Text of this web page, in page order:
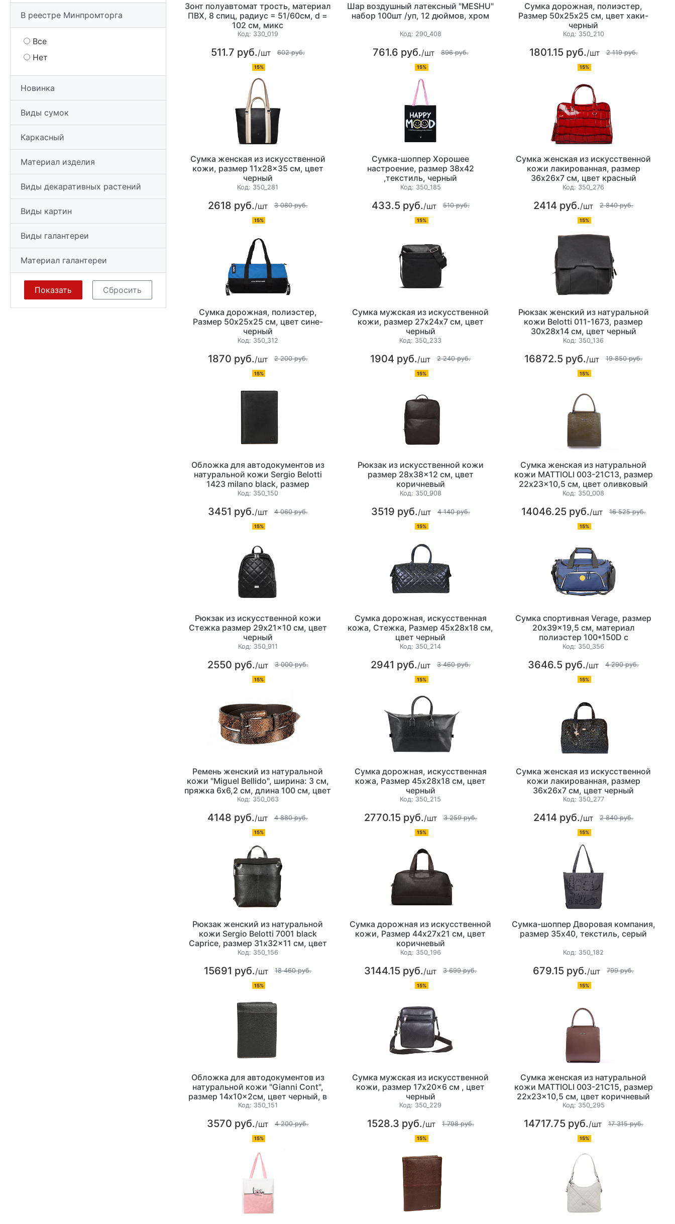
В реестре Минпромторга
Все
Нет
Новинка
Виды сумок
Каркасный
Материал изделия
Виды декаративных растений
Виды картин
Виды галантереи
Материал галантереи
Зонт полуавтомат трость, материал
ПВХ, 8 спиц, радиус = 51/60см, d =
102 см, микс
Код: 330_019
511.7 руб./шт 602 руб.
15%
Шар воздушный латексный "MESHU"
набор 100шт /уп, 12 дюймов, хром
Код: 290_408
761.6 руб./шт 896 руб.
15%
Сумка дорожная, полиэстер,
Размер 50х25х25 см, цвет хаки-
черный
Код: 350_210
1801.15 руб./шт 2 119 руб.
15%
Сумка женская из искусственной
кожи, размер 11x28x35 см, цвет
черный
Код: 350_281
2618 руб./шт 3 080 руб.
15%
Сумка-шоппер Хорошее
настроение, размер 38х42
,текстиль, черный
Код: 350_185
433.5 руб./шт 510 руб.
15%
Сумка женская из искусственной
кожи лакированная, размер
36х26х7 см, цвет красный
Код: 350_276
2414 руб./шт 2 840 руб.
15%
Сумка дорожная, полиэстер,
Размер 50х25х25 см, цвет сине-
черный
Код: 350_312
1870 руб./шт 2 200 руб.
15%
Сумка мужская из искусственной
кожи, размер 27х24х7 см, цвет
черный
Код: 350_233
1904 руб./шт 2 240 руб.
15%
Рюкзак женский из натуральной
кожи Belotti 011-1673, размер
30х28х14 см, цвет черный
Код: 350_136
16872.5 руб./шт 19 850 руб.
15%
Обложка для автодокументов из
натуральной кожи Sergio Belotti
1423 milano black, размер
15x10.5x1.5 см, цвет черный, в
Код: 350_150
3451 руб./шт 4 060 руб.
15%
Рюкзак из искусственной кожи
размер 28x38x12 см, цвет
коричневый
Код: 350_908
3519 руб./шт 4 140 руб.
15%
Сумка женская из натуральной
кожи MATTIOLI 003-21C13, размер
22x23x10,5 см, цвет оливковый
Код: 350_008
14046.25 руб./шт 16 525 руб.
15%
Рюкзак из искусственной кожи
Стежка размер 29x21x10 см, цвет
черный
Код: 350_911
2550 руб./шт 3 000 руб.
15%
Сумка дорожная, искусственная
кожа, Стежка, Размер 45х28х18 см,
цвет черный
Код: 350_214
2941 руб./шт 3 460 руб.
15%
Сумка спортивная Verage, размер
20x39x19,5 см, материал
полиэстер 100*150D с
полиуретановым покрытием
Код: 350_356
3646.5 руб./шт 4 290 руб.
15%
Ремень женский из натуральной
кожи "Miguel Bellido", ширина: 3 см,
пряжка 6х6,2 см, длина 100 см, цвет
коричневый.
Код: 350_063
4148 руб./шт 4 880 руб.
15%
Сумка дорожная, искусственная
кожа, Размер 45х28х18 см, цвет
черный
Код: 350_215
2770.15 руб./шт 3 259 руб.
15%
Сумка женская из искусственной
кожи лакированная, размер
36х26х7 см, цвет черный
Код: 350_277
2414 руб./шт 2 840 руб.
15%
Рюкзак женский из натуральной
кожи Sergio Belotti 7001 black
Caprice, размер 31x32x11 см, цвет
черный
Код: 350_156
15691 руб./шт 18 460 руб.
15%
Сумка дорожная из искусственной
кожи, Размер 44х27х21 см, цвет
коричневый
Код: 350_196
3144.15 руб./шт 3 699 руб.
15%
Сумка-шоппер Дворовая компания,
размер 35х40, текстиль, серый
Код: 350_182
679.15 руб./шт 799 руб.
15%
Обложка для автодокументов из
натуральной кожи "Gianni Cont",
размер 14x10x2см, цвет черный, в
индивидуальной коробке.
Код: 350_151
3570 руб./шт 4 200 руб.
15%
Сумка мужская из искусственной
кожи, размер 17x20x6 см , цвет
черный
Код: 350_229
1528.3 руб./шт 1 798 руб.
15%
Сумка женская из натуральной
кожи MATTIOLI 003-21C15, размер
22x23x10,5 см, цвет коричневый
Код: 350_295
14717.75 руб./шт 17 315 руб.
15%